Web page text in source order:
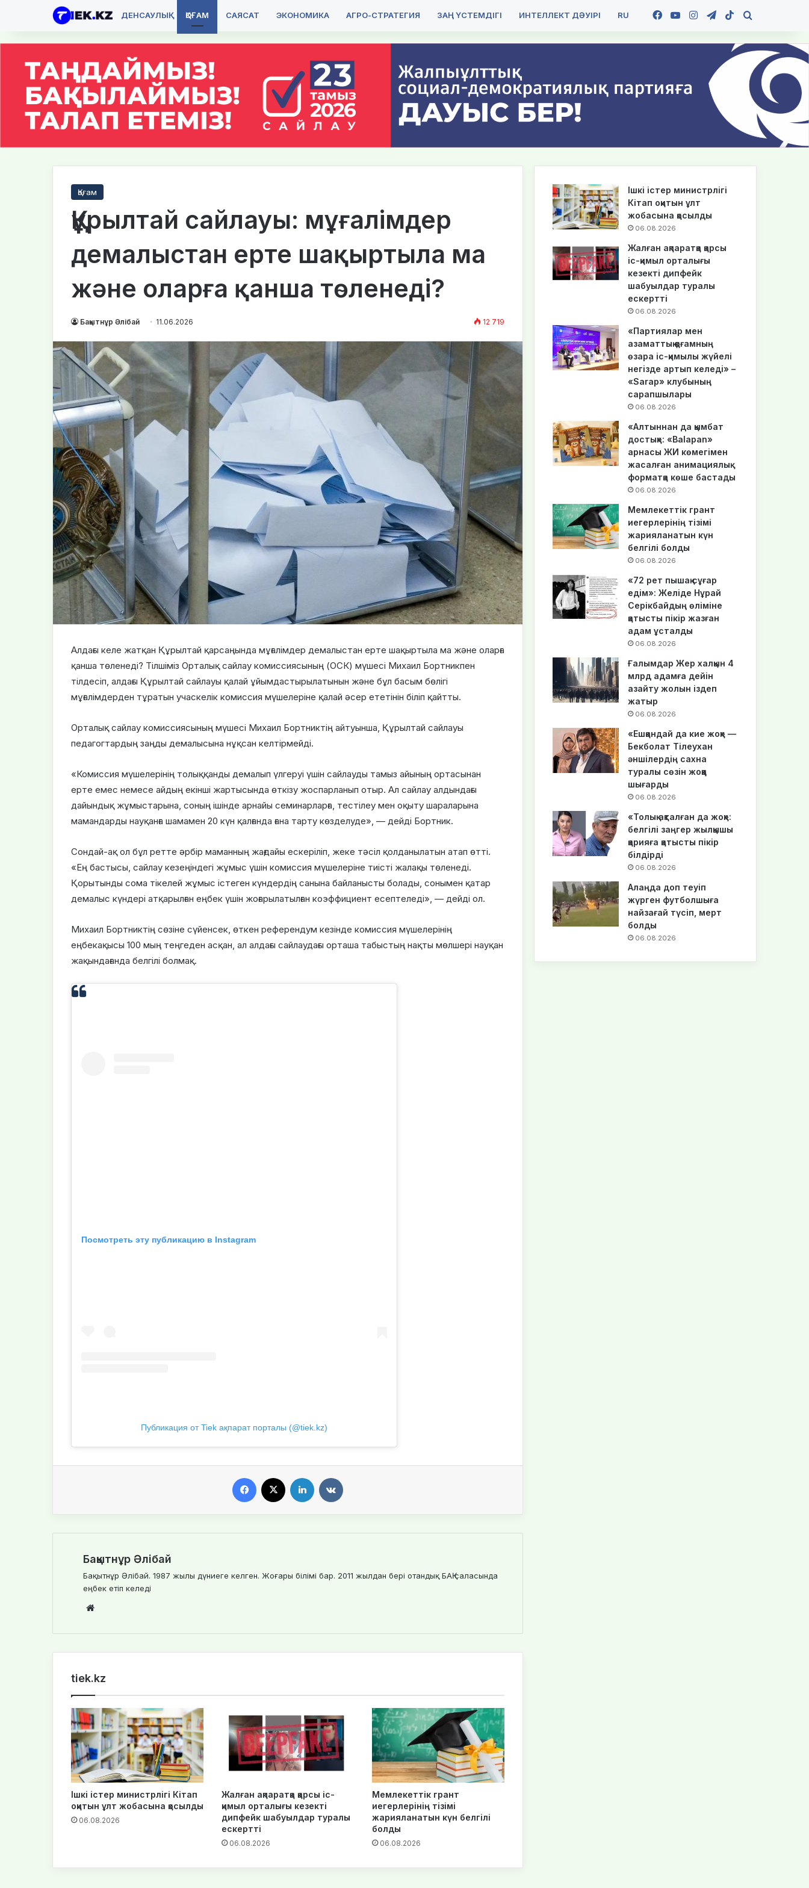
ДЕНСАУЛЫҚ ҚОҒАМ САЯСАТ ЭКОНОМИКА АГРО-СТРАТЕГИЯ ЗАҢ ҮСТЕМДІГІ ИНТЕЛЛЕКТ ДӘУІРІ RU Facebook
YouTubeInstagramTelegram
TikTok
Қоғам
Құрылтай сайлауы: мұғалімдер
демалыстан ерте шақыртыла ма
және оларға қанша төленеді?
Бақытнұр Әлібай 11.06.2026 12 719
Алдағы келе жатқан Құрылтай қарсаңында мұғалімдер демалыстан ерте шақыртыла ма және оларға
қанша төленеді? Тілшіміз Орталық сайлау комиссиясының (ОСК) мүшесі Михаил Бортникпен
тілдесіп, алдағы Құрылтай сайлауы қалай ұйымдастырылатынын және бұл басым бөлігі
мұғалімдерден тұратын учаскелік комиссия мүшелеріне қалай әсер ететінін біліп қайтты.
Орталық сайлау комиссиясының мүшесі Михаил Бортниктің айтуынша, Құрылтай сайлауы
педагогтардың заңды демалысына нұқсан келтірмейді.
«Комиссия мүшелерінің толыққанды демалып үлгеруі үшін сайлауды тамыз айының ортасынан
ерте емес немесе айдың екінші жартысында өткізу жоспарланып отыр. Ал сайлау алдындағы
дайындық жұмыстарына, соның ішінде арнайы семинарларға, тестілеу мен оқыту шараларына
мамандарды науқанға шамамен 20 күн қалғанда ғана тарту көзделуде», — дейді Бортник.
Сондай-ақ ол бұл ретте әрбір маманның жағдайы ескеріліп, жеке тәсіл қолданылатын атап өтті.
«Ең бастысы, сайлау кезеңіндегі жұмыс үшін комиссия мүшелеріне тиісті жалақы төленеді.
Қорытынды сома тікелей жұмыс істеген күндердің санына байланысты болады, сонымен қатар
демалыс күндері атқарылған еңбек үшін жоғарылатылған коэффициент есептеледі», — дейді ол.
Михаил Бортниктің сөзіне сүйенсек, өткен референдум кезінде комиссия мүшелерінің
еңбекақысы 100 мың теңгеден асқан, ал алдағы сайлаудағы орташа табыстың нақты мөлшері науқан
жақындағанда белгілі болмақ.
Посмотреть эту публикацию в Instagram
Публикация от Tiek ақпарат порталы (@tiek.kz)
Бақытнұр Әлібай
Бақытнұр Әлібай. 1987 жылы дүниеге келген. Жоғары білімі бар. 2011 жылдан бері отандық БАҚ саласында
еңбек етіп келеді
te
tiek.kz
Ішкі істер министрлігі Кітап
оқитын ұлт жобасына қосылды
06.08.2026
Жалған ақпаратқа қарсы іс-
қимыл орталығы кезекті
дипфейк шабуылдар туралы
ескертті
06.08.2026
Мемлекеттік грант
иегерлерінің тізімі
жарияланатын күн белгілі
болды
06.08.2026
Ішкі істер министрлігі
Кітап оқитын ұлт
жобасына қосылды
06.08.2026
Жалған ақпаратқа қарсы
іс-қимыл орталығы
кезекті дипфейк
шабуылдар туралы
ескертті
06.08.2026
«Партиялар мен
азаматтық қоғамның
өзара іс-қимылы жүйелі
негізде артып келеді» –
«Sarap» клубының
сарапшылары
06.08.2026
«Алтыннан да қымбат
достық»: «Balapan»
арнасы ЖИ көмегімен
жасалған анимациялық
форматқа көше бастады
06.08.2026
Мемлекеттік грант
иегерлерінің тізімі
жарияланатын күн
белгілі болды
06.08.2026
«72 рет пышақ сұғар
едім»: Желіде Нұрай
Серікбайдың өліміне
қатысты пікір жазған
адам ұсталды
06.08.2026
Ғалымдар Жер халқын 4
млрд адамға дейін
азайту жолын іздеп
жатыр
06.08.2026
«Ешқандай да кие жоқ» —
Бекболат Тілеухан
әншілердің сахна
туралы сөзін жоққа
шығарды
06.08.2026
«Толық ақталған да жоқ»:
белгілі заңгер жылқышы
қарияға қатысты пікір
білдірді
06.08.2026
Алаңда доп теуіп
жүрген футболшыға
найзағай түсіп, мерт
болды
06.08.2026